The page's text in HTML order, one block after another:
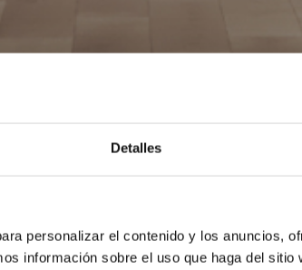
Detalles
personalizar el contenido y los anuncios,
información sobre el uso que haga del sitio